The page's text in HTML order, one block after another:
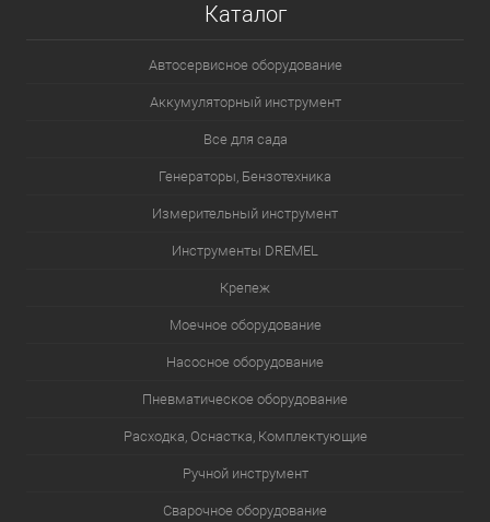
Каталог
Автосервисное оборудование
Аккумуляторный инструмент
Все для сада
Генераторы, Бензотехника
Измерительный инструмент
Инструменты DREMEL
Крепеж
Моечное оборудование
Насосное оборудование
Пневматическое оборудование
Расходка, Оснастка, Комплектующие
Ручной инструмент
Сварочное оборудование